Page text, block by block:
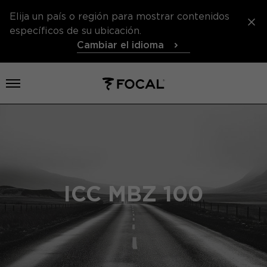
Elija un país o región para mostrar contenidos
específicos de su ubicación.
Cambiar el idioma
Abrir el menú
ICC MBZ 100